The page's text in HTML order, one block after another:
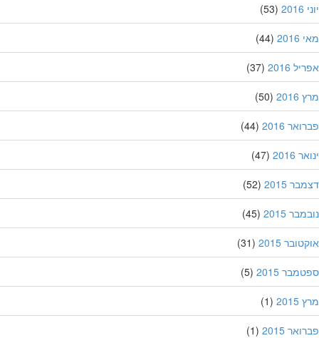
(53)
(44)
2016
(37)
(50)
2016
(44)
2016
(47)
2015
(52)
2015
(45)
2015
(31)
2015
(5)
(1)
2015
(1)